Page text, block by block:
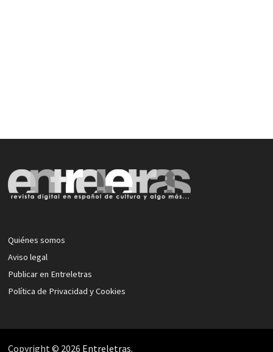
Quiénes somos
Aviso legal
Publicar en Entreletras
Política de Privacidad y Cookies
Copyright © 2026 Entreletras.